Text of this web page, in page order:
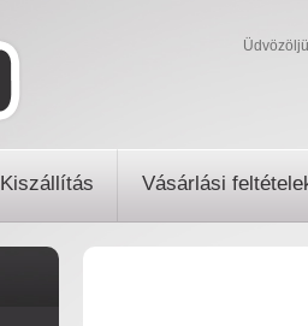
Kiszállítás Vásárlási